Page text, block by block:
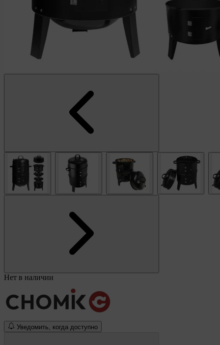
Нет в наличии
Уведомить, когда доступно